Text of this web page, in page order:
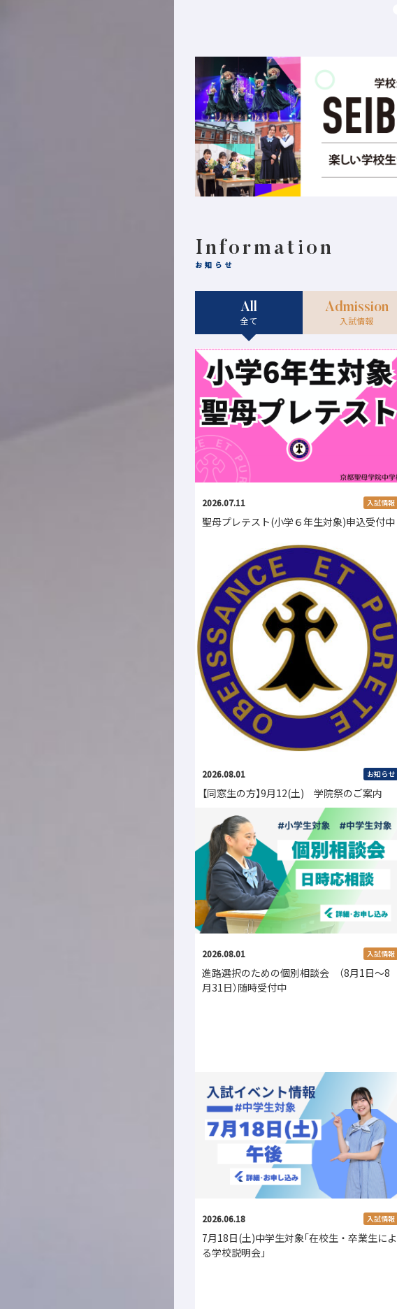
Information
お知らせ
All
全て
Admission
入試情報
2026.07.11 入試情報
聖母プレテスト(小学６年生対象)申込受付中
2026.08.01 お知らせ
【同窓生の方】9月12(土) 学院祭のご案内
2026.08.01 入試情報
進路選択のための個別相談会 （8月1日～8
月31日）随時受付中
2026.06.18 入試情報
7月18日(土)中学生対象｢在校生・卒業生によ
る学校説明会｣